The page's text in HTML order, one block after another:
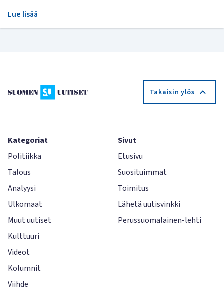
Lue lisää
Takaisin ylös
Kategoriat
Politiikka
Talous
Analyysi
Ulkomaat
Muut uutiset
Kulttuuri
Videot
Kolumnit
Viihde
Sivut
Etusivu
Suosituimmat
Toimitus
Lähetä uutisvinkki
Perussuomalainen-lehti